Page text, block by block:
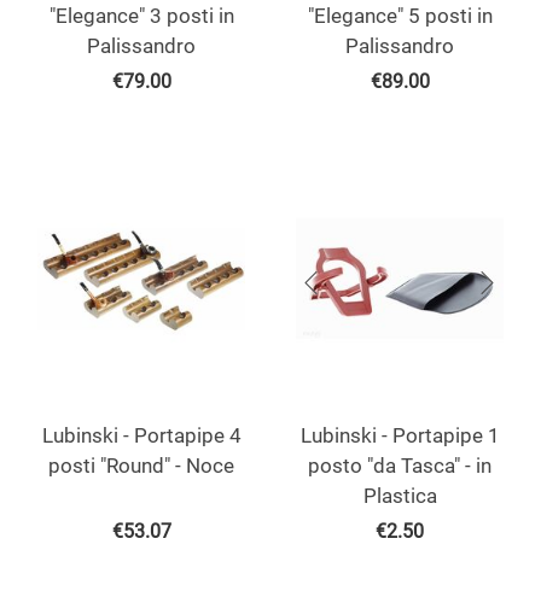
"Elegance" 3 posti in
Palissandro
€79.00
"Elegance" 5 posti in
Palissandro
€89.00
Lubinski - Portapipe 4
posti "Round" - Noce
€53.07
Lubinski - Portapipe 1
posto "da Tasca" - in
Plastica
€2.50